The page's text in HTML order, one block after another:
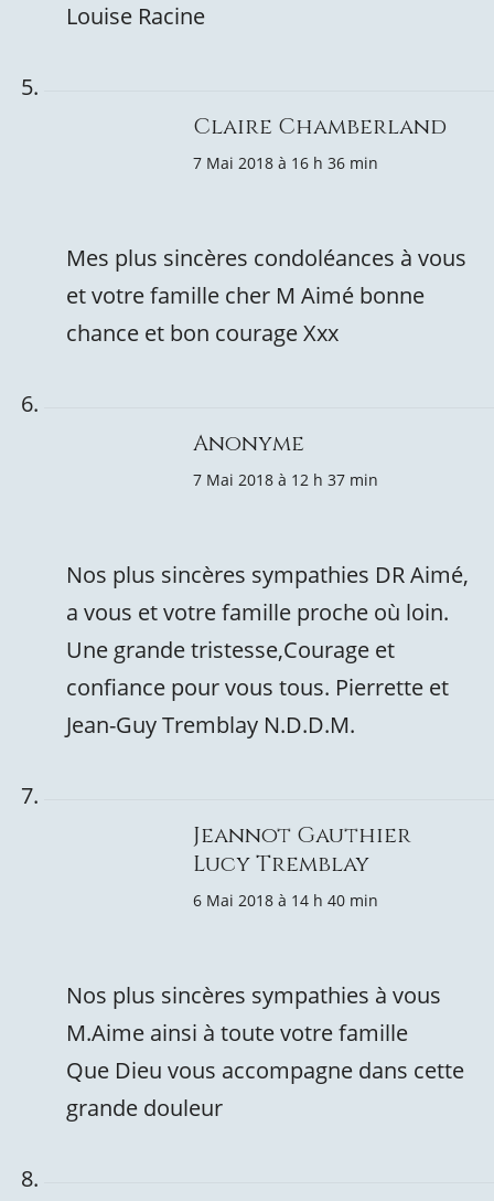
Louise Racine
Claire Chamberland
7 Mai 2018 à 16 h 36 min
Mes plus sincères condoléances à vous
et votre famille cher M Aimé bonne
chance et bon courage Xxx
Anonyme
7 Mai 2018 à 12 h 37 min
Nos plus sincères sympathies DR Aimé,
a vous et votre famille proche où loin.
Une grande tristesse,Courage et
confiance pour vous tous. Pierrette et
Jean-Guy Tremblay N.D.D.M.
Jeannot Gauthier
Lucy Tremblay
6 Mai 2018 à 14 h 40 min
Nos plus sincères sympathies à vous
M.Aime ainsi à toute votre famille
Que Dieu vous accompagne dans cette
grande douleur